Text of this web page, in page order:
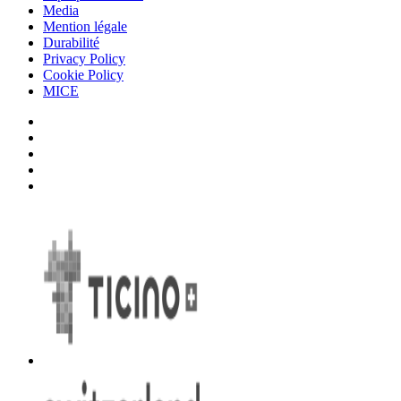
Media
Mention légale
Durabilité
Privacy Policy
Cookie Policy
MICE